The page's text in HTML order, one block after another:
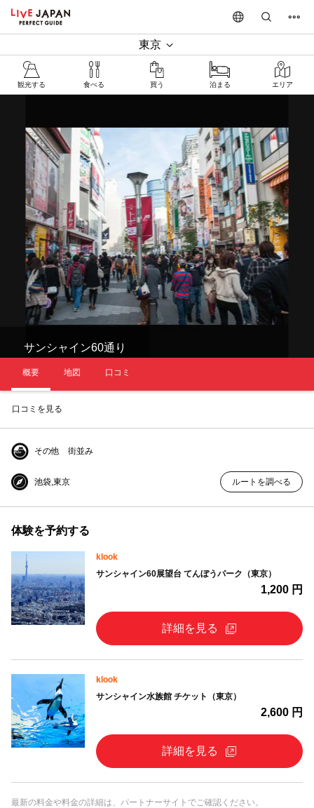
東京
観光する 食べる 買う 泊まる エリア
サンシャイン60通り
概要 地図 口コミ
口コミを見る
その他 街並み
池袋,東京 ルートを調べる
体験を予約する
klook
サンシャイン60展望台 てんぼうパーク（東京）
1,200 円
詳細を見る
klook
サンシャイン水族館 チケット（東京）
2,600 円
詳細を見る
最新の料金や料金の詳細は、パートナーサイトでご確認ください。